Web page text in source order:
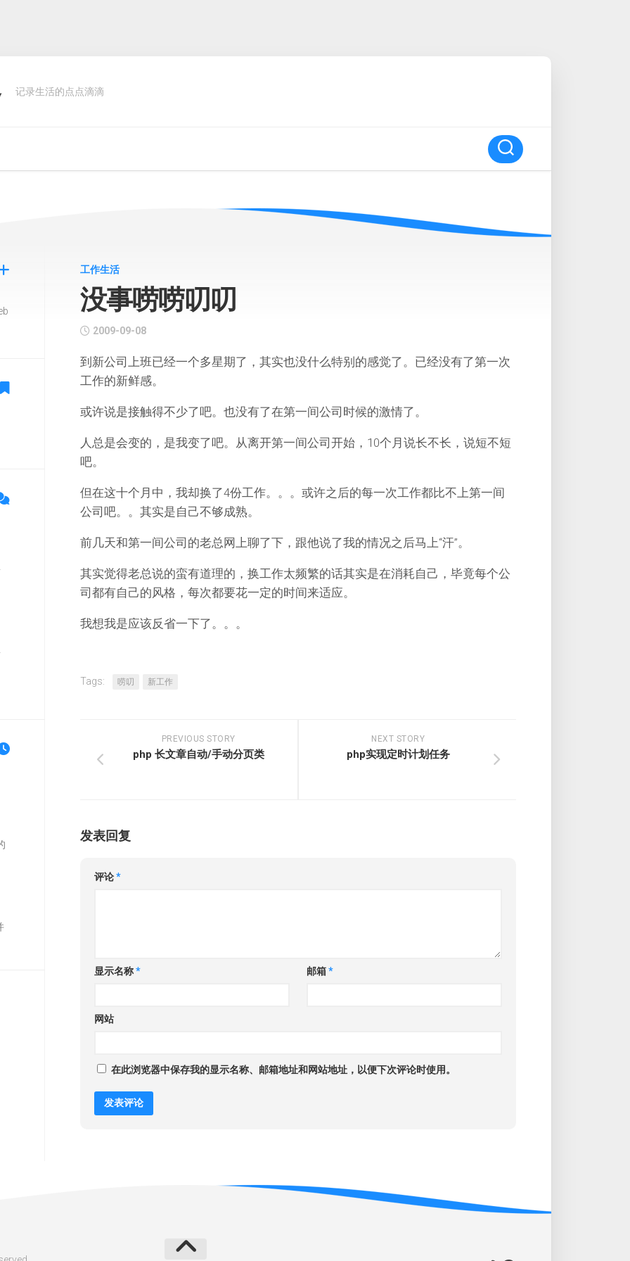
记录生活的点点滴滴
工作生活
没事唠唠叨叨
2009-09-08
到新公司上班已经一个多星期了，其实也没什么特别的感觉了。已经没有了第一次
工作的新鲜感。
或许说是接触得不少了吧。也没有了在第一间公司时候的激情了。
人总是会变的，是我变了吧。从离开第一间公司开始，10个月说长不长，说短不短
吧。
但在这十个月中，我却换了4份工作。。。或许之后的每一次工作都比不上第一间
公司吧。。其实是自己不够成熟。
前几天和第一间公司的老总网上聊了下，跟他说了我的情况之后马上“汗”。
其实觉得老总说的蛮有道理的，换工作太频繁的话其实是在消耗自己，毕竟每个公
司都有自己的风格，每次都要花一定的时间来适应。
我想我是应该反省一下了。。。
Tags: 唠叨 新工作
NEXT STORY
php实现定时计划任务
PREVIOUS STORY
php 长文章自动/手动分页类
发表回复
评论*
显示名称* 邮箱*
网站
在此浏览器中保存我的显示名称、邮箱地址和网站地址，以便下次评论时使用。